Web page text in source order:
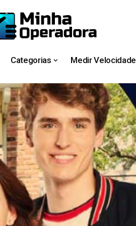
Categorias Medir Velocidade